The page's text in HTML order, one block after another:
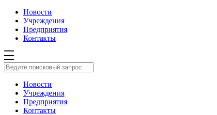
Новости
Учреждения
Предприятия
Контакты
Новости
Учреждения
Предприятия
Контакты